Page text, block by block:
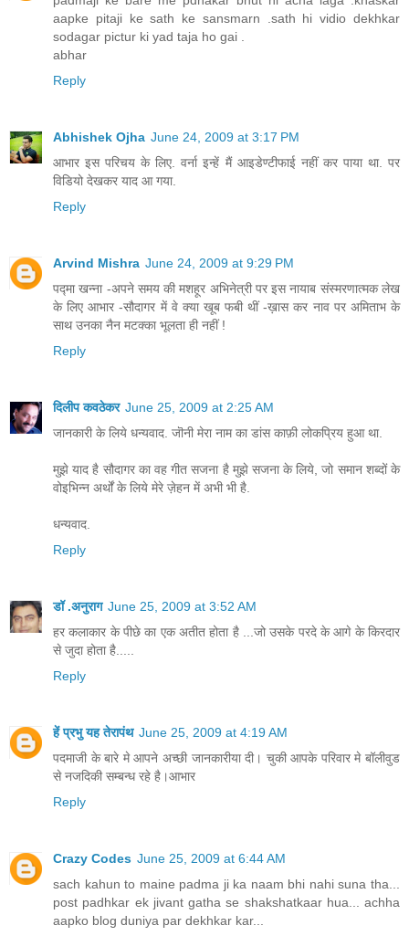
aapke pitaji ke sath ke sansmarn .sath hi vidio dekhkar
sodagar pictur ki yad taja ho gai .
abhar
Reply
Abhishek Ojha June 24, 2009 at 3:17 PM
आभार इस परिचय के लिए. वर्ना इन्हें मैं आइडेण्टीफाई नहीं कर पाया था. पर
विडियो देखकर याद आ गया.
Reply
Arvind Mishra June 24, 2009 at 9:29 PM
पद्मा खन्ना -अपने समय की मशहूर अभिनेत्री पर इस नायाब संस्मरणात्मक लेख
के लिए आभार -सौदागर में वे क्या खूब फबी थीं -ख़ास कर नाव पर अमिताभ के
साथ उनका नैन मटक्का भूलता ही नहीं !
Reply
दिलीप कवठेकर June 25, 2009 at 2:25 AM
जानकारी के लिये धन्यवाद. जॊनी मेरा नाम का डांस काफ़ी लोकप्रिय हुआ था.
मुझे याद है सौदागर का वह गीत सजना है मुझे सजना के लिये, जो समान शब्दों के
वोइभिन्न अर्थों के लिये मेरे ज़ेहन में अभी भी है.
धन्यवाद.
Reply
डॉ .अनुराग June 25, 2009 at 3:52 AM
हर कलाकार के पीछे का एक अतीत होता है ...जो उसके परदे के आगे के किरदार
से जुदा होता है.....
Reply
हें प्रभु यह तेरापंथ June 25, 2009 at 4:19 AM
पदमाजी के बारे मे आपने अच्छी जानकारीया दी। चुकी आपके परिवार मे बॉलीवुड
से नजदिकी सम्बन्ध रहे है।आभार
Reply
Crazy Codes June 25, 2009 at 6:44 AM
sach kahun to maine padma ji ka naam bhi nahi suna tha...
post padhkar ek jivant gatha se shakshatkaar hua... achha
aapko blog duniya par dekhkar kar...